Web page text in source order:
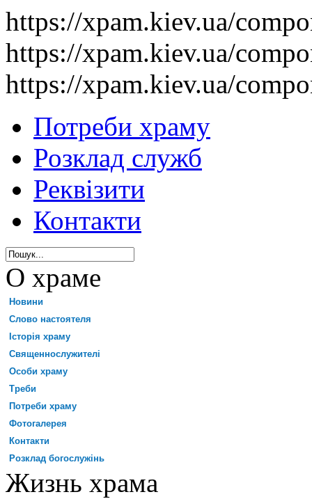
https://xpam.kiev.ua/
https://xpam.kiev.ua/
https://xpam.kiev.ua/
Потреби храму
Розклад служб
Реквізити
Контакти
О храме
Новини
Слово настоятеля
Історія храму
Священнослужителі
Особи храму
Треби
Потреби храму
Фотогалерея
Контакти
Розклад богослужінь
Жизнь храма